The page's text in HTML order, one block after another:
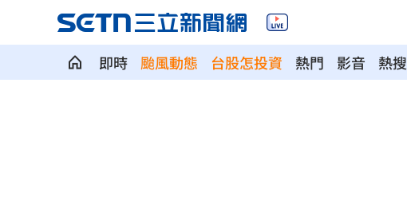
即時 颱風動態 台股怎投資 熱門 影音 熱搜